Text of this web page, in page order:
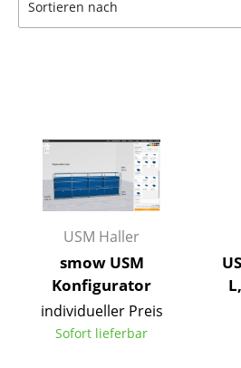
Barmöbel
... alle Aufbewahrungsmöbel
Licht
Hängeleuchten &
Tischleuchten
Schreibtischleuchten
Sortieren nach
USM Haller
smow USM
Konfigurator
individueller Preis
Sofort lieferbar